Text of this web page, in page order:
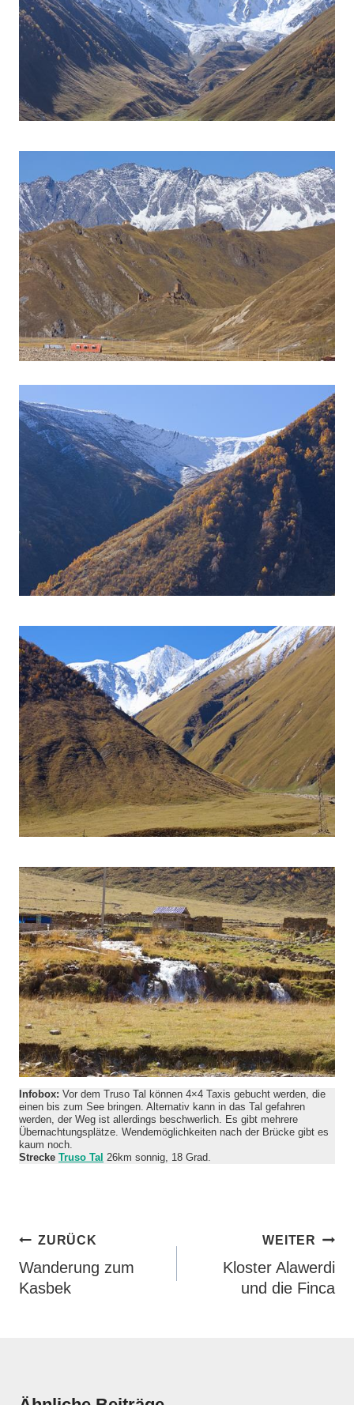
Infobox: Vor dem Truso Tal können 4×4 Taxis gebucht werden, die
einen bis zum See bringen. Alternativ kann in das Tal gefahren
werden, der Weg ist allerdings beschwerlich. Es gibt mehrere
Übernachtungsplätze. Wendemöglichkeiten nach der Brücke gibt es
kaum noch.
Strecke Truso Tal 26km sonnig, 18 Grad.
Beitragsnavigation
ZURÜCK
Wanderung zum
Kasbek
WEITER
Kloster Alawerdi
und die Finca